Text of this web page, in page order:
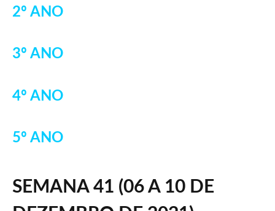
2º ANO
3º ANO
4º ANO
5º ANO
SEMANA 41 (06 A 10 DE